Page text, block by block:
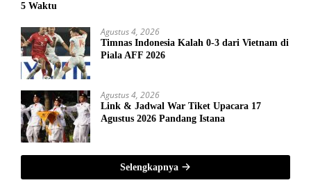
5 Waktu
Agustus 4, 2026
Timnas Indonesia Kalah 0-3 dari Vietnam di
Piala AFF 2026
Agustus 4, 2026
Link & Jadwal War Tiket Upacara 17
Agustus 2026 Pandang Istana
Selengkapnya